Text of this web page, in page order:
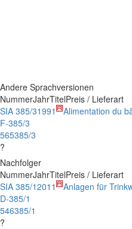
Andere Sprachversionen
NummerJahrTitelPreis / Lieferart
SIA 385/3
F-385/3
565385/3
?
1991 Alimentation du
Nachfolger
NummerJahrTitelPreis / Lieferart
SIA 385/1
D-385/1
546385/1
?
2011 Anlagen für